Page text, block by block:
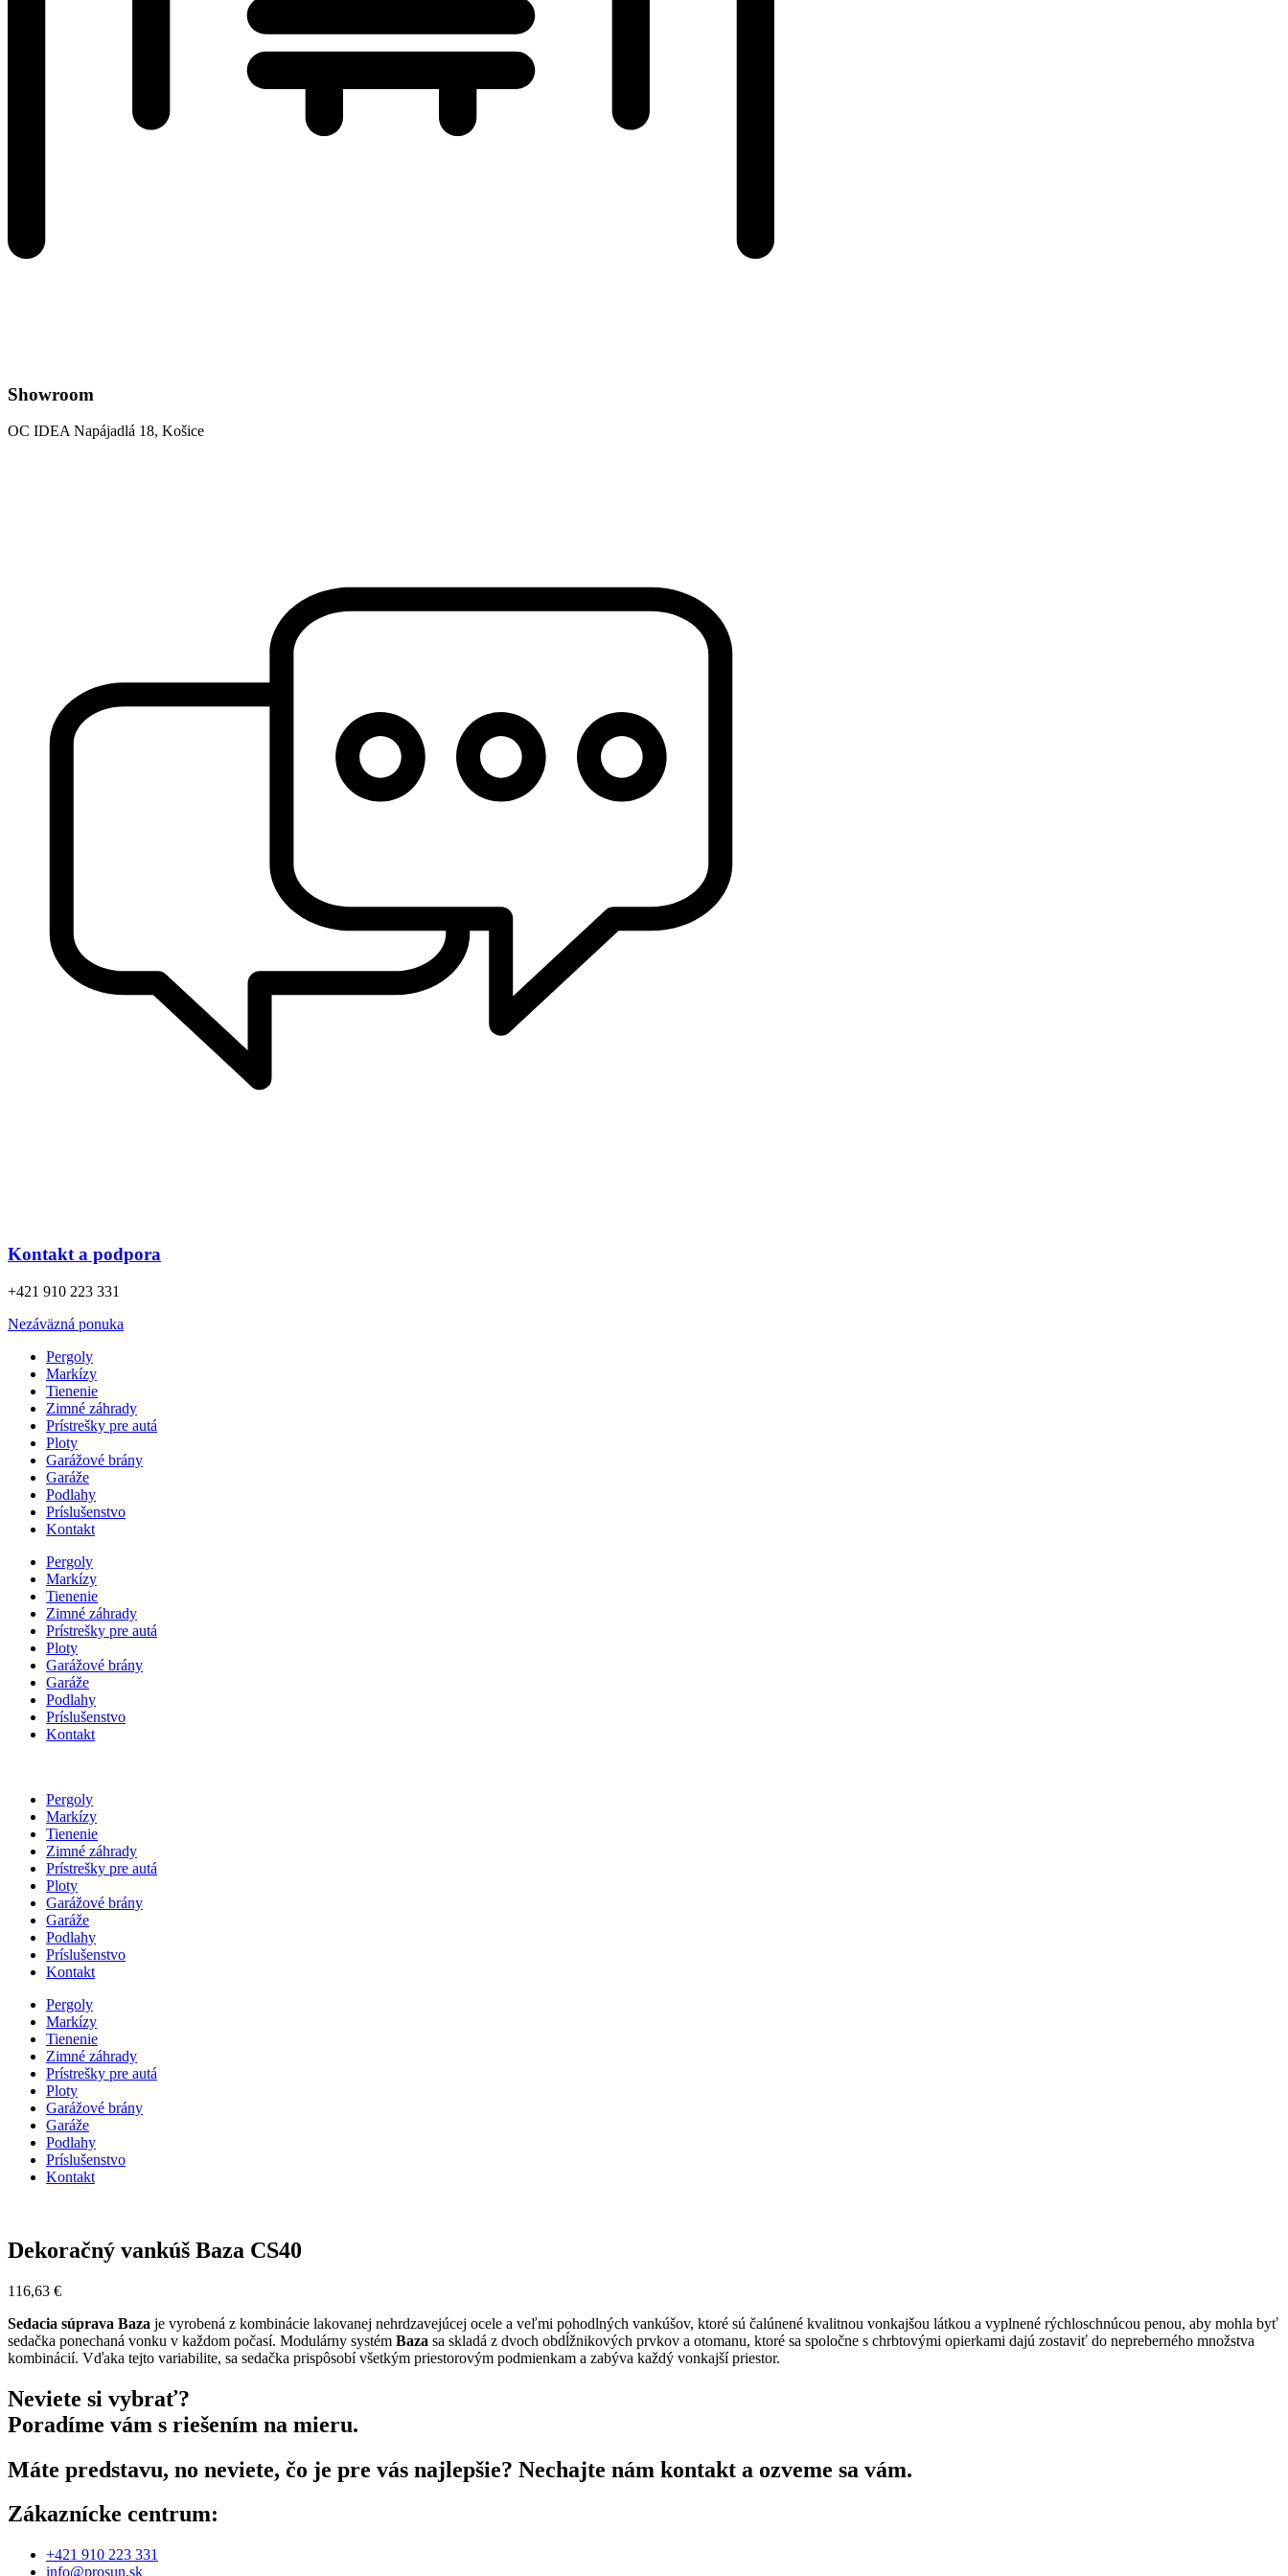
Showroom
OC IDEA Napájadlá 18, Košice
Kontakt a podpora
+421 910 223 331
Nezáväzná ponuka
Pergoly
Markízy
Tienenie
Zimné záhrady
Prístrešky pre autá
Ploty
Garážové brány
Garáže
Podlahy
Príslušenstvo
Kontakt
Pergoly
Markízy
Tienenie
Zimné záhrady
Prístrešky pre autá
Ploty
Garážové brány
Garáže
Podlahy
Príslušenstvo
Kontakt
Pergoly
Markízy
Tienenie
Zimné záhrady
Prístrešky pre autá
Ploty
Garážové brány
Garáže
Podlahy
Príslušenstvo
Kontakt
Pergoly
Markízy
Tienenie
Zimné záhrady
Prístrešky pre autá
Ploty
Garážové brány
Garáže
Podlahy
Príslušenstvo
Kontakt
Dekoračný vankúš Baza CS40
116,63 €
Sedacia súprava Baza je vyrobená z kombinácie lakovanej nehrdzavejúcej ocele a veľmi pohodlných vankúšov, ktoré sú čalúnené kvalitnou vonkajšou látkou a vyplnené rýchloschnúcou penou, aby mohla byť
sedačka ponechaná vonku v každom počasí. Modulárny systém Baza sa skladá z dvoch obdĺžnikových prvkov a otomanu, ktoré sa spoločne s chrbtovými opierkami dajú zostaviť do nepreberného množstva
kombinácií. Vďaka tejto variabilite, sa sedačka prispôsobí všetkým priestorovým podmienkam a zabýva každý vonkajší priestor.
Neviete si vybrať?
Poradíme vám s riešením na mieru.
Máte predstavu, no neviete, čo je pre vás najlepšie? Nechajte nám kontakt a ozveme sa vám.
Zákaznícke centrum:
+421 910 223 331
info@prosun.sk